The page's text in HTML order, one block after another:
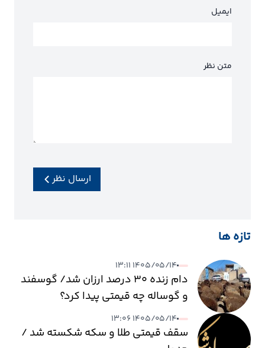
ایمیل
متن نظر
ارسال نظر
تازه ها
۱۴۰۵/۰۵/۱۴ ۱۳:۱۱
دام زنده ۳۰ درصد ارزان شد/ گوسفند
و گوساله چه قیمتی پیدا کرد؟
۱۴۰۵/۰۵/۱۴ ۱۳:۰۶
سقف قیمتی طلا و سکه شکسته شد /